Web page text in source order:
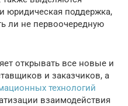
юридическая поддержка,
ли не первоочередную
открывать все новые и
и заказчиков, а
технологий
взаимодействия